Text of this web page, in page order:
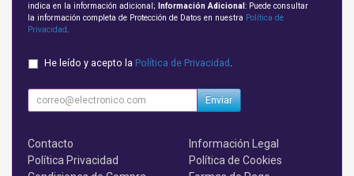
indica en la información adicional;
Información Adicional : Puede consultar
la información completa de Protección de Datos en nuestra Política de
Privacidad
He leído y acepto la Política de Privacidad
Enviar
Contacto
Información Legal
Política Privacidad
Política de Cookies